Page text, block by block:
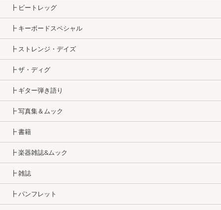
┣ ビートレッグ
┣ キーボードスペシャル
┣ ストレンジ・デイズ
┣ ザ・ディグ
┣ ギター弾き語り
┣ 写真集＆ムック
┣ 書籍
┣ 楽器雑誌&ムック
┣ 雑誌
┣ パンフレット